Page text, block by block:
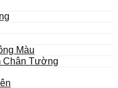
Màu
Chân Tường